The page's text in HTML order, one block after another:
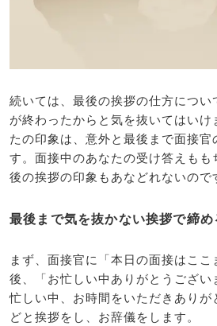
続いては、最後の挨拶の仕方につ
が終わったからと気を抜いてはいけ
たの印象は、意外と最後まで面接
す。面接中のあなたの受け答えも
後の挨拶の印象もあなどれないので
最後まで気を抜かない挨拶で締め
まず、面接官に「本日の面接はこ
後、「お忙しい中ありがとうござい
忙しい中、お時間をいただきありが
どと挨拶をし、お辞儀をします。